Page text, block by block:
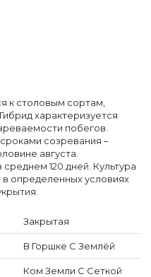
к столовым сортам,
характеризуется
побегов.
созревания –
августа.
120 дней. Культура
определенных условиях
Закрытая
В Горшке С Землёй
Ком Земли С Сеткой